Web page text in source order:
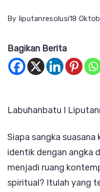
By liputanresolusi18
Bagikan Berita
Labuhanbatu I
Siapa sangka
identik dengan angka
menjadi ruang
spiritual? Itulah yang